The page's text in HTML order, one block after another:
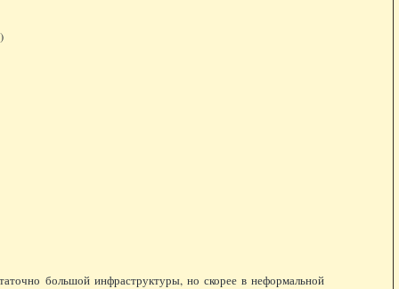
большой инфраструктуры, но скорее в неформальной